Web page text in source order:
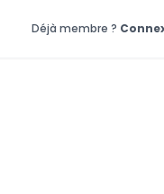
Déjà membre ?